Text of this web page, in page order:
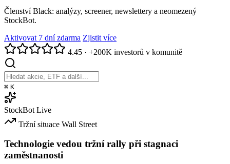
Členství Black: analýzy, screener, newslettery a neomezený
StockBot.
Aktivovat 7 dní zdarma Zjistit více
4.45 · +200K investorů v komunitě
⌘ K
StockBot Live
Tržní situace Wall Street
Technologie vedou tržní rally při stagnaci
zaměstnanosti